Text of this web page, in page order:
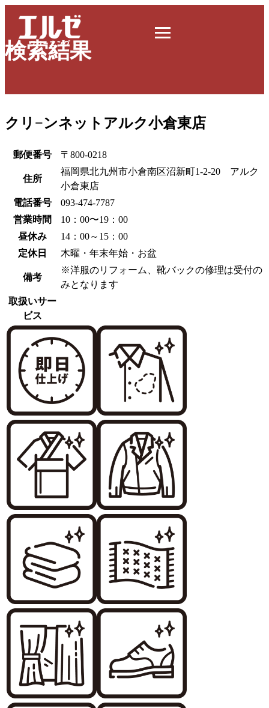
検索結果
クリ−ンネットアルク小倉東店
郵便番号 〒800-0218
住所
福岡県北九州市小倉南区沼新町1-2-20 アルク
小倉東店
電話番号
093-474-7787
営業時間
10：00〜19：00
昼休み
14：00～15：00
定休日
木曜・年末年始・お盆
備考
※洋服のリフォーム、靴バックの修理は受付の
みとなります
取扱いサー
ビス